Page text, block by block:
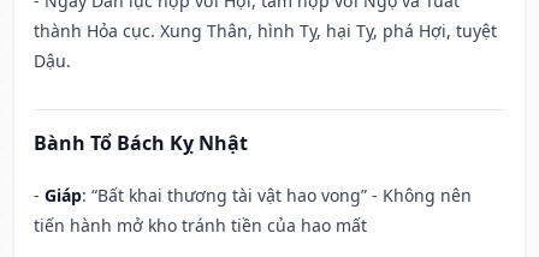
thành Hỏa cục. Xung Thân, hình Tỵ, hại Tỵ, phá Hợi, tuyệt
Dậu.
Bành Tổ Bách Kỵ Nhật
- Giáp: “Bất khai thương tài vật hao vong” - Không nên
tiến hành mở kho tránh tiền của hao mất